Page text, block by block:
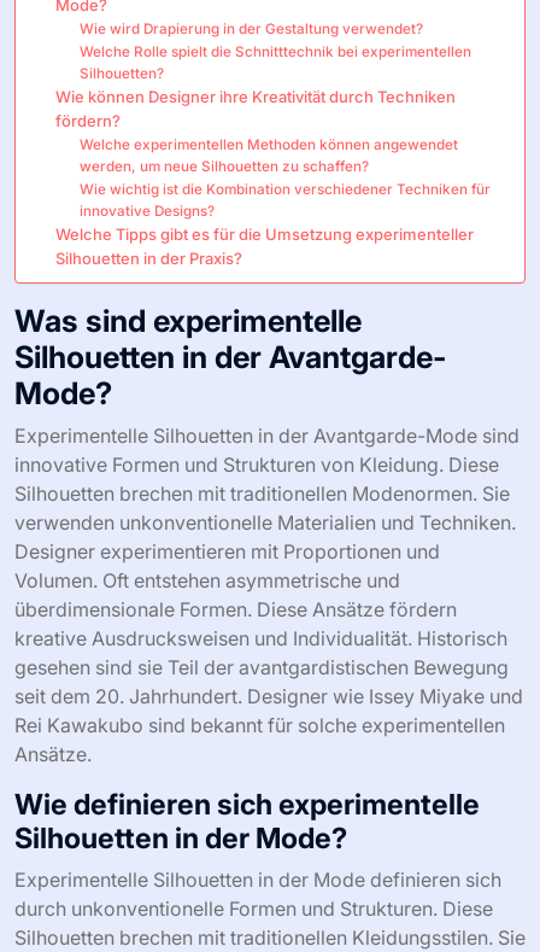
Mode?
Wie wird Drapierung in der Gestaltung verwendet?
Welche Rolle spielt die Schnitttechnik bei experimentellen
Silhouetten?
Wie können Designer ihre Kreativität durch Techniken
fördern?
Welche experimentellen Methoden können angewendet
werden, um neue Silhouetten zu schaffen?
Wie wichtig ist die Kombination verschiedener Techniken für
innovative Designs?
Welche Tipps gibt es für die Umsetzung experimenteller
Silhouetten in der Praxis?
Was sind experimentelle
Silhouetten in der Avantgarde-
Mode?
Experimentelle Silhouetten in der Avantgarde-Mode sind
innovative Formen und Strukturen von Kleidung. Diese
Silhouetten brechen mit traditionellen Modenormen. Sie
verwenden unkonventionelle Materialien und Techniken.
Designer experimentieren mit Proportionen und
Volumen. Oft entstehen asymmetrische und
überdimensionale Formen. Diese Ansätze fördern
kreative Ausdrucksweisen und Individualität. Historisch
gesehen sind sie Teil der avantgardistischen Bewegung
seit dem 20. Jahrhundert. Designer wie Issey Miyake und
Rei Kawakubo sind bekannt für solche experimentellen
Ansätze.
Wie definieren sich experimentelle
Silhouetten in der Mode?
Experimentelle Silhouetten in der Mode definieren sich
durch unkonventionelle Formen und Strukturen. Diese
Silhouetten brechen mit traditionellen Kleidungsstilen. Sie